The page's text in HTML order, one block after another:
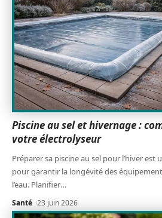
Piscine au sel et hivernage :
votre électrolyseur
Préparer sa piscine au sel pour l’hiver
pour garantir la longévité des
l’eau. Planifier…
Santé 23 juin 2026